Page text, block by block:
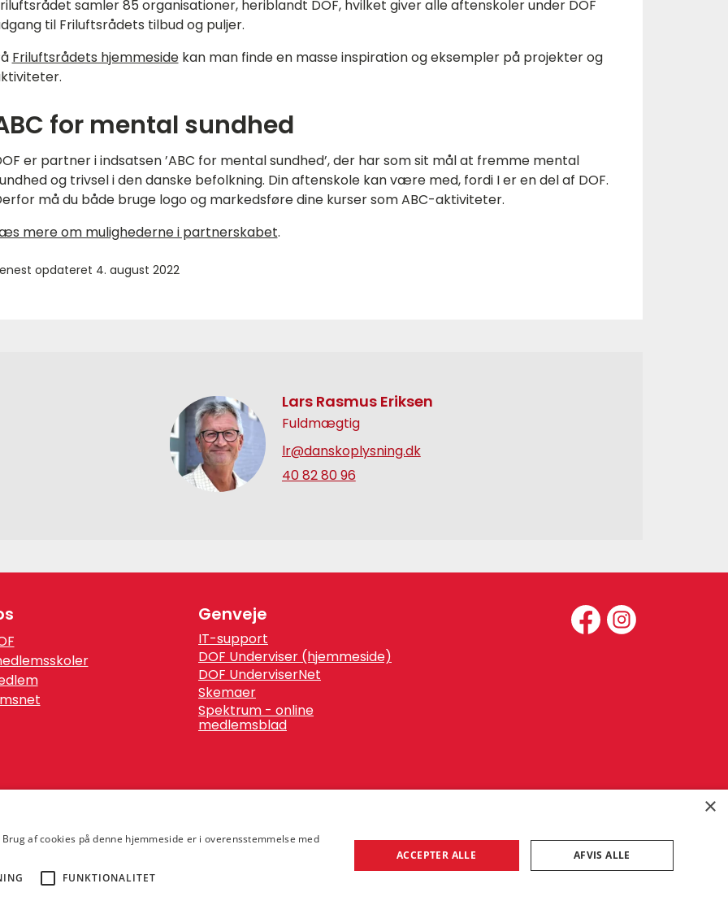
samler 85 organisationer, heriblandt DOF, hvilket giver alle aftenskoler under DOF
til Friluftsrådets tilbud og puljer.
Friluftsrådets hjemmesidekan man finde en masse inspiration og eksempler på projekter og
for mental sundhed
er partner i indsatsen ’ABC for mental sundhed’, der har som sit mål at fremme mental
og trivsel i den danske befolkning. Din aftenskole kan være med, fordi I er en del af DOF.
må du både bruge logo og markedsføre dine kurser som ABC-aktiviteter.
mere om mulighederne i partnerskabet.
opdateret 4. august 2022
Lars Rasmus Eriksen
Fuldmægtig
lr@danskoplysning.dk
40 82 80 96
Genveje
IT-support
DOF Underviser (hjemmeside)
DOF UnderviserNet
Skemaer
Spektrum - online
medlemsblad
En del af
×
af cookies på denne hjemmeside er i overensstemmelse med
FUNKTIONALITET
ACCEPTER ALLE AFVIS ALLE